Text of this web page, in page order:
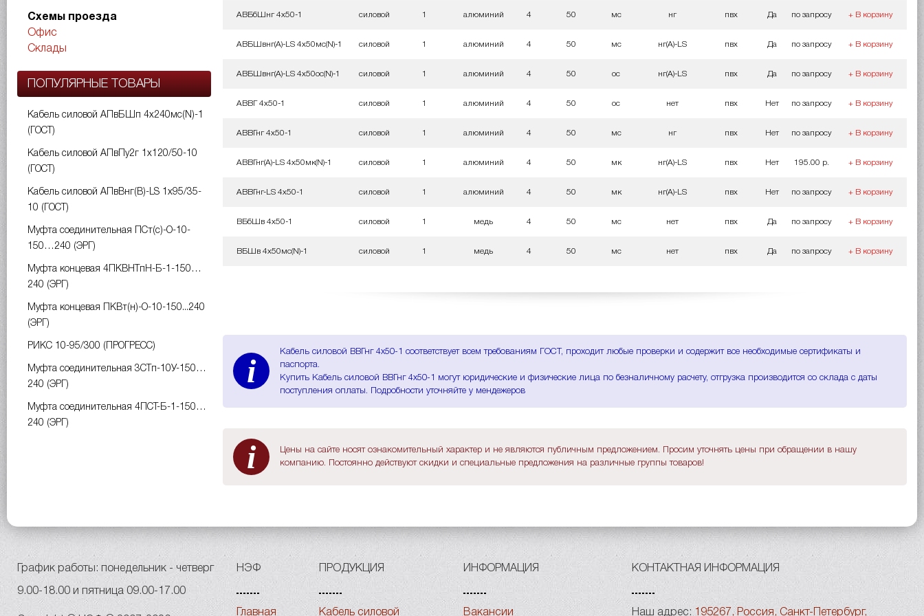
Схемы проезда
Офис
Склады
ПОПУЛЯРНЫЕ ТОВАРЫ
Кабель силовой АПвБШп 4х240мс(N)-1
(ГОСТ)
Кабель силовой АПвПу2г 1х120/50-10
(ГОСТ)
Кабель силовой АПвВнг(B)-LS 1х95/35-
10 (ГОСТ)
Муфта соединительная ПСт(с)-О-10-
150…240 (ЭРГ)
Муфта концевая 4ПКВНТпН-Б-1-150…
240 (ЭРГ)
Муфта концевая ПКВт(н)-О-10-150...240
(ЭРГ)
РИКС 10-95/300 (ПРОГРЕСС)
Муфта соединительная 3СТп-10У-150…
240 (ЭРГ)
Муфта соединительная 4ПСТ-Б-1-150…
240 (ЭРГ)
АВБбШнг 4х50-1 силовой 1 алюминий 4 50 мс нг пвх Да по запросу + В корзину
АВБШвнг(A)-LS 4х50мс(N)-1 силовой 1 алюминий 4 50 мс нг(A)-LS пвх Да по запросу + В корзину
АВБШвнг(A)-LS 4х50ос(N)-1 силовой 1 алюминий 4 50 ос нг(A)-LS пвх Да по запросу + В корзину
АВВГ 4х50-1 силовой 1 алюминий 4 50 ос нет пвх Нет по запросу + В корзину
АВВГнг 4х50-1 силовой 1 алюминий 4 50 мс нг пвх Нет по запросу + В корзину
АВВГнг(A)-LS 4х50мк(N)-1 силовой 1 алюминий 4 50 мк нг(A)-LS пвх Нет 195.00 р. + В корзину
АВВГнг-LS 4х50-1 силовой 1 алюминий 4 50 мк нг(A)-LS пвх Нет по запросу + В корзину
ВБбШв 4х50-1 силовой 1 медь 4 50 мс нет пвх Да по запросу + В корзину
ВБШв 4х50мс(N)-1 силовой 1 медь 4 50 мс нет пвх Да по запросу + В корзину
i
Кабель силовой ВВГнг 4х50-1 соответствует всем требованиям ГОСТ, проходит любые проверки и содержит все необходимые сертификаты и
паспорта.
Купить Кабель силовой ВВГнг 4х50-1 могут юридические и физические лица по безналичному расчету, отгрузка производится со склада с даты
поступления оплаты. Подробности уточняйте у мендежеров
i
Цены на сайте носят ознакомительный характер и не являются публичным предложением. Просим уточнять цены при обращении в нашу
компанию. Постоянно действуют скидки и специальные предложения на различные группы товаров!
НЭФ
Главная
ПРОДУКЦИЯ
Кабель силовой
ИНФОРМАЦИЯ
Вакансии
КОНТАКТНАЯ ИНФОРМАЦИЯ
Наш адрес: 195267, Россия, Санкт-Петербург,
График работы: понедельник - четверг
9.00-18.00 и пятница 09.00-17.00